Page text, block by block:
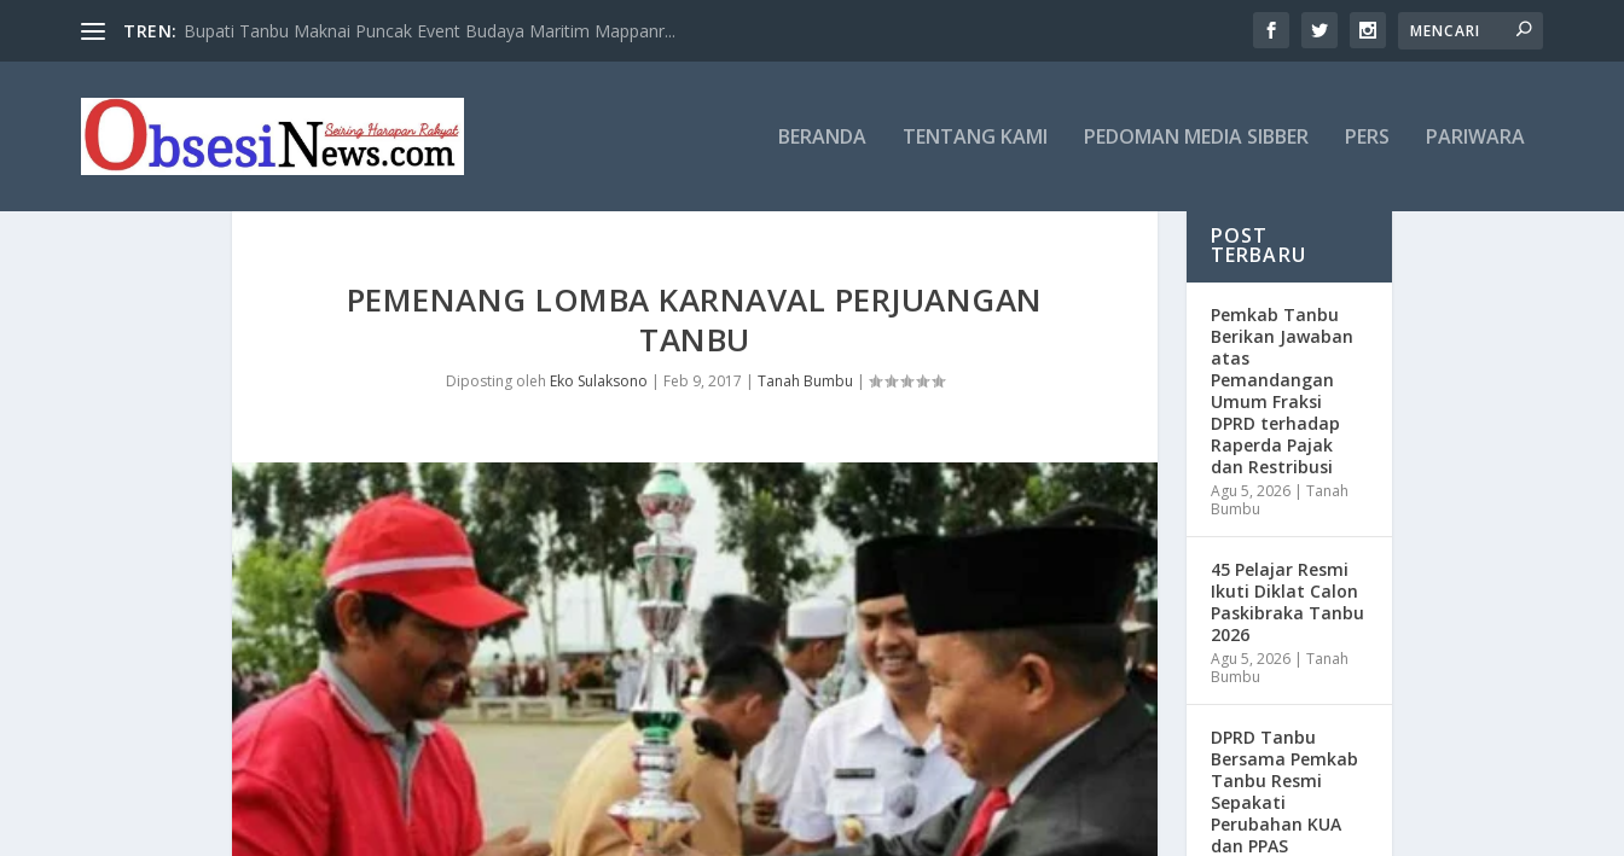
TREN: Bupati Tanbu Maknai Puncak Event Budaya Maritim Mappanr...
BERANDA TENTANG KAMI PEDOMAN MEDIA SIBBER PERS PARIWARA
PEMENANG LOMBA KARNAVAL PERJUANGAN
TANBU
Diposting oleh Eko Sulaksono | Feb 9, 2017 | Tanah Bumbu |
POST
TERBARU
Pemkab Tanbu
Berikan Jawaban
atas
Pemandangan
Umum Fraksi
DPRD terhadap
Raperda Pajak
dan Restribusi
Agu 5, 2026| Tanah
Bumbu
45 Pelajar Resmi
Ikuti Diklat Calon
Paskibraka Tanbu
2026
Agu 5, 2026| Tanah
Bumbu
DPRD Tanbu
Bersama Pemkab
Tanbu Resmi
Sepakati
Perubahan KUA
dan PPAS